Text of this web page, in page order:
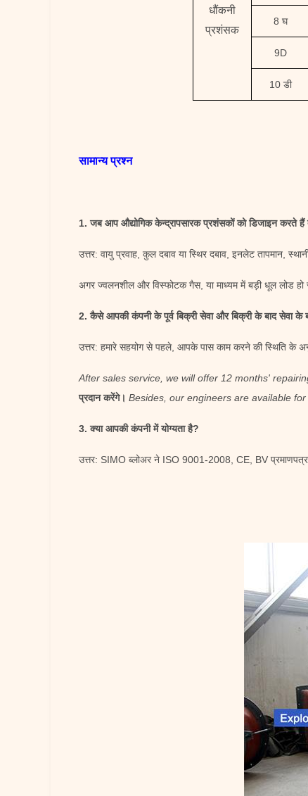
धौंकनी
प्रशंसक
8 घ
9D
10 डी
सामान्य प्रश्न
1. जब आप औद्योगिक केन्द्रापसारक प्रशंसकों को डिजाइन करते हैं
उत्तर: वायु प्रवाह, कुल दबाव या स्थिर दबाव, इनलेट तापमान,
अगर ज्वलनशील और विस्फोटक गैस, या माध्यम में बड़ी धूल लोड हो
2. कैसे आपकी कंपनी के पूर्व बिक्री सेवा और बिक्री के बाद सेवा के
उत्तर: हमारे सहयोग से पहले, आपके पास काम करने की स्थिति के
After sales service, we will offer 12 months'
प्रदान करेंगे। Besides, our engineers are available
3. क्या आपकी कंपनी में योग्यता है?
उत्तर: SIMO ब्लोअर ने ISO 9001-2008, CE, BV प्रमाणपत्र